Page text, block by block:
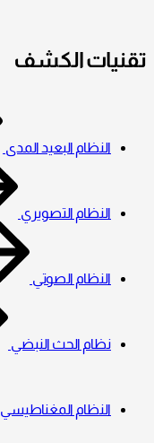
تقنيات الكشف
النظام البعيد المدى
النظام التصويري
النظام الصوتي
نظام الحث النبضي
النظام المغناطيسي